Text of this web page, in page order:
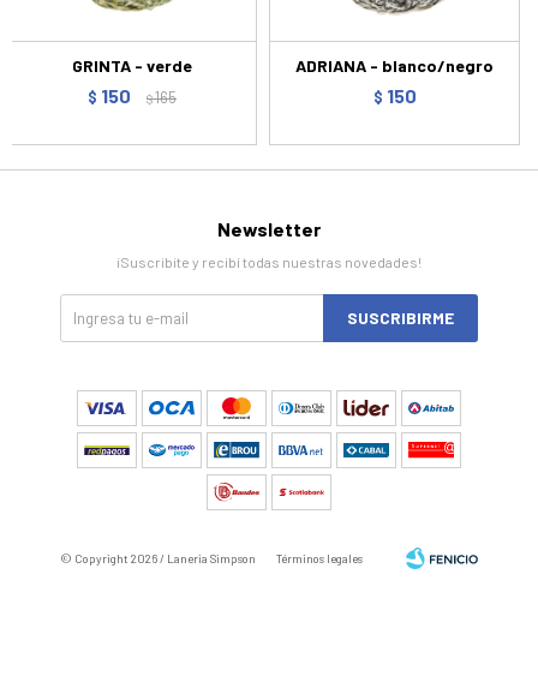
GRINTA - verde
$ 150 $165
ADRIANA - blanco/negro
$ 150
Newsletter
¡Suscribite y recibí todas nuestras novedades!
SUSCRIBIRME
© Copyright 2026 / Laneria Simpson Términos legales